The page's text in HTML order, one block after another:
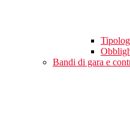
Bandi di gara e